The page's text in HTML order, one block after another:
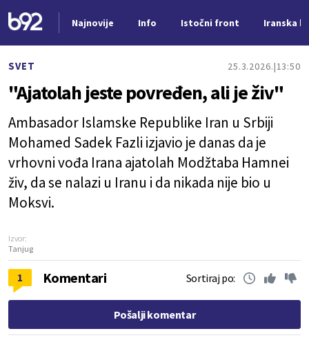
Najnovije Info Istočni front Iranska
SVET 25.3.2026. 13:50
"Ajatolah jeste povređen, ali je živ"
Ambasador Islamske Republike Iran u Srbiji
Mohamed Sadek Fazli izjavio je danas da je
vrhovni vođa Irana ajatolah Modžtaba Hamnei
živ, da se nalazi u Iranu i da nikada nije bio u
Moksvi.
Izvor:
Tanjug
1 Komentari Sortiraj po:
Pošalji komentar